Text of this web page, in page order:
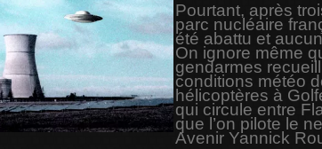
Pourtant, après
parc nucléaire
été abattu et
On ignore même
gendarmes
conditions météo
hélicoptères à
qui circule entre
que l’on pilote le
Avenir Yannick